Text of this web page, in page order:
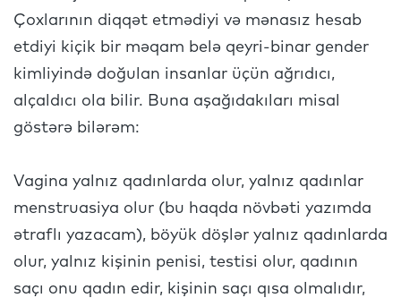
Çoxlarının diqqət etmədiyi və mənasız hesab
etdiyi kiçik bir məqam belə qeyri-binar gender
kimliyində doğulan insanlar üçün ağrıdıcı,
alçaldıcı ola bilir. Buna aşağıdakıları misal
göstərə bilərəm:
Vagina yalnız qadınlarda olur, yalnız qadınlar
menstruasiya olur (bu haqda növbəti yazımda
ətraflı yazacam), böyük döşlər yalnız qadınlarda
olur, yalnız kişinin penisi, testisi olur, qadının
saçı onu qadın edir, kişinin saçı qısa olmalıdır,